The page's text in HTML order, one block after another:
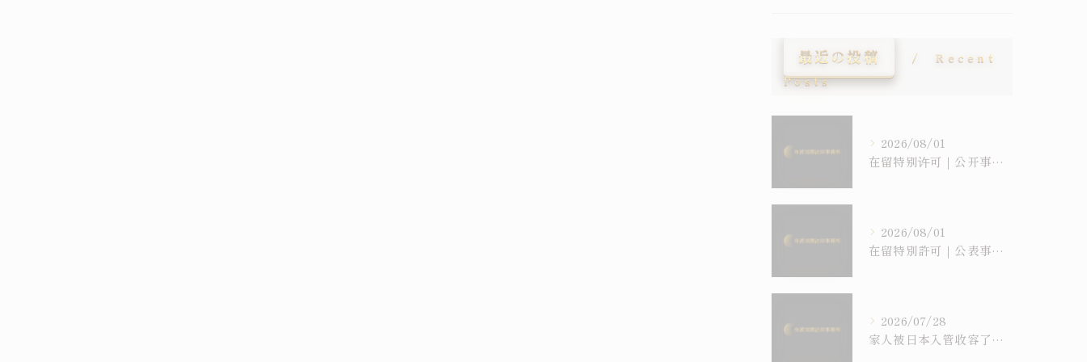
最近の投稿
Recent
Posts
2026/08/01
在留特别许可｜公开事例是“裁量基准”的一种，但并非所有许可都被公开
2026/08/01
在留特別許可｜公表事例は「裁量基準」の一種、しかし公表されていない許可もある
2026/07/28
家人被日本入管收容了怎么办？｜收容・假放免・在留特别许可问答